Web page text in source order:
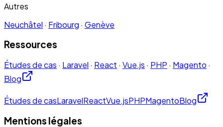
Autres
Neuchâtel · Fribourg · Genève
Ressources
Études de cas · Laravel · React · Vue.js · PHP · Magento ·
Blog
Études de casLaravelReactVue.jsPHPMagentoBlog
Mentions légales